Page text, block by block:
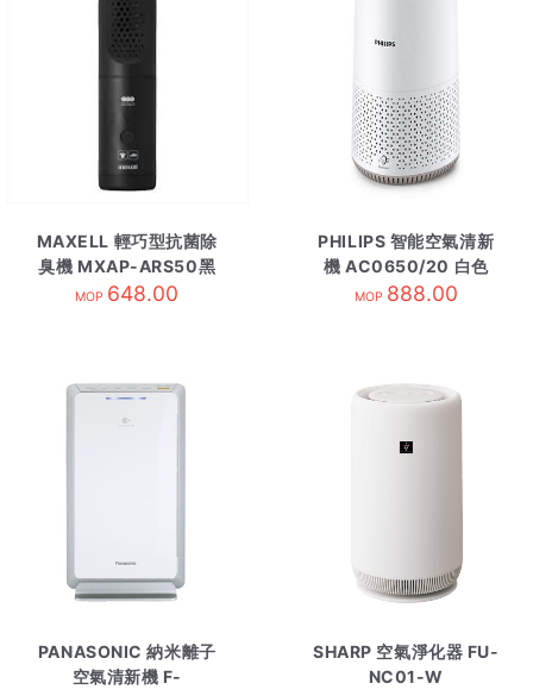
MAXELL 輕巧型抗菌除
臭機 MXAP-ARS50黑
MOP 648.00
PHILIPS 智能空氣清新
機 AC0650/20 白色
MOP 888.00
PANASONIC 納米離子
空氣清新機 F-
SHARP 空氣淨化器 FU-
NC01-W